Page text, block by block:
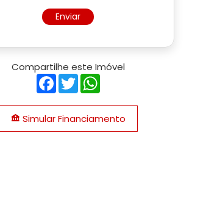
Enviar
Compartilhe este Imóvel
Facebook
TwitterWhatsApp
Simular Financiamento